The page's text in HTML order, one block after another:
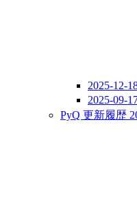
2025-12-
2025-09-
PyQ 更新履歴